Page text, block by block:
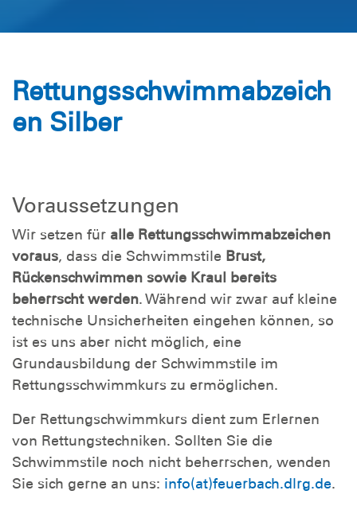
Rettungsschwimmabzeich
en Silber
Voraussetzungen
Wir setzen für alle Rettungsschwimmabzeichen
voraus, dass die Schwimmstile Brust,
Rückenschwimmen sowie Kraul bereits
beherrscht werden. Während wir zwar auf kleine
technische Unsicherheiten eingehen können, so
ist es uns aber nicht möglich, eine
Grundausbildung der Schwimmstile im
Rettungsschwimmkurs zu ermöglichen.
Der Rettungschwimmkurs dient zum Erlernen
von Rettungstechniken. Sollten Sie die
Schwimmstile noch nicht beherrschen, wenden
Sie sich gerne an uns: info(at)feuerbach.dlrg.de.